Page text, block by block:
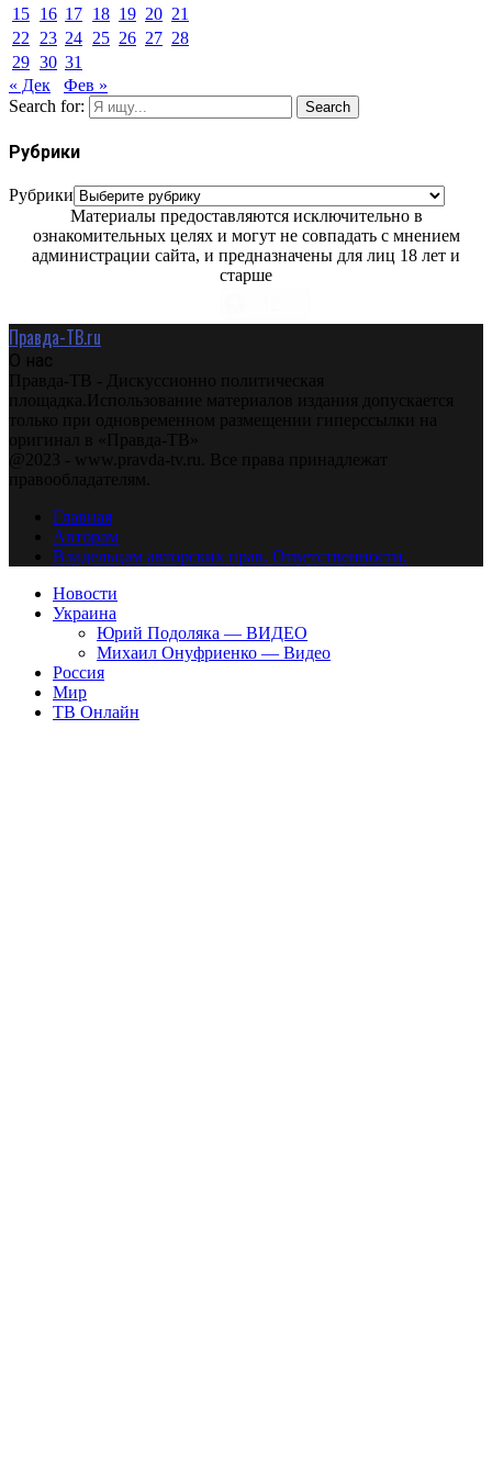
15 16 17 18 19 20 21
22
23 24 25 26 27 28
29 30 31
« Дек
Фев »
Search for:
Search
Рубрики
Рубрики
Материалы предоставляются исключительно в
ознакомительных целях и могут не совпадать с мнением
администрации сайта, и предназначены для лиц 18 лет и
старше
Правда-ТВ.ru
О нас
Правда-ТВ - Дискуссионно политическая
площадка.Использование материалов издания допускается
только при одновременном размещении гиперссылки на
оригинал в «Правда-ТВ»
@2023 - www.pravda-tv.ru. Все права принадлежат
правообладателям.
Главная
Авторам
Владельцам авторских прав. Ответственности.
Новости
Украина
Юрий Подоляка — ВИДЕО
Михаил Онуфриенко — Видео
Россия
Мир
ТВ Онлайн